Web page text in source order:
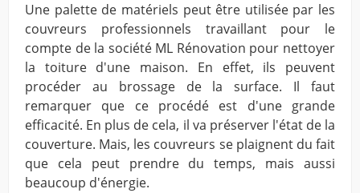
Une palette de matériels peut être utilisée par les
couvreurs professionnels travaillant pour le
compte de la société ML Rénovation pour nettoyer
la toiture d'une maison. En effet, ils peuvent
procéder au brossage de la surface. Il faut
remarquer que ce procédé est d'une grande
efficacité. En plus de cela, il va préserver l'état de la
couverture. Mais, les couvreurs se plaignent du fait
que cela peut prendre du temps, mais aussi
beaucoup d'énergie.